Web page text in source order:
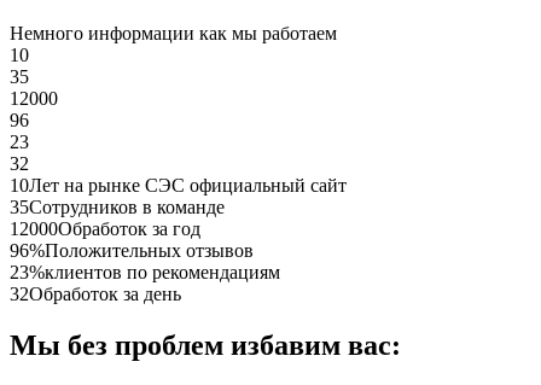
Немного информации как мы работаем
10
35
12000
96
23
32
10Лет на рынке СЭС официальный сайт
35Сотрудников в команде
12000Обработок за год
96%Положительных отзывов
23%клиентов по рекомендациям
32Обработок за день
Мы без проблем избавим вас: